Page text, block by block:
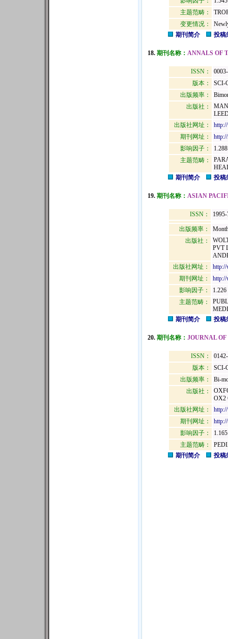
主题范畴：
变更情况：
期刊简介
投稿
18. 期刊名称： ANNALS OF
ISSN：
版本：
SCI-
出版频率：
出版社：
出版社网址：
期刊网址：
影响因子：
1.288
主题范畴：
期刊简介
投稿
19. 期刊名称： ASIAN
ISSN：
出版频率：
出版社：
PVT
出版社网址：
http://
期刊网址：
http://
影响因子：
1.226
主题范畴：
期刊简介
投稿
20. 期刊名称： JOURNAL
ISSN：
版本：
SCI-
出版频率：
Bi-
出版社：
OX2
出版社网址：
期刊网址：
影响因子：
1.165
主题范畴：
期刊简介
投稿